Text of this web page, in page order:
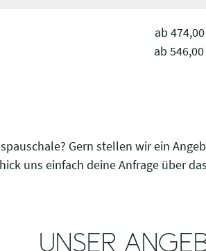
ab
ab
Gern stellen wir ein
uns einfach deine Anfrage über
UNSER